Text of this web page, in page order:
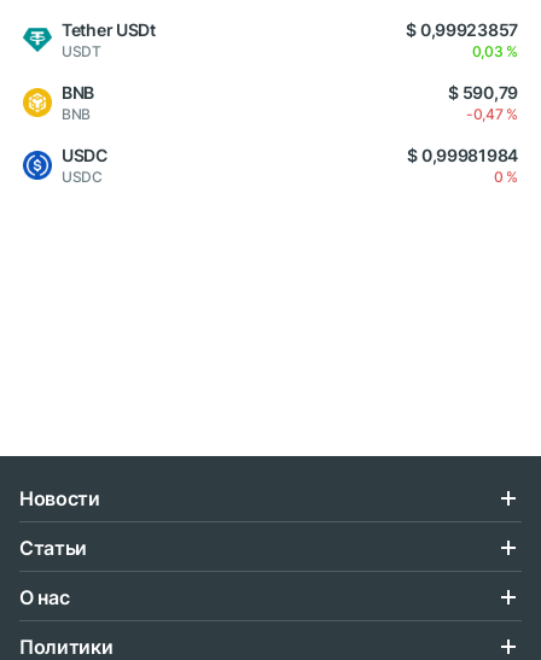
Tether USDt
USDT
$ 0,99923857
0,03 %
BNB
BNB
$ 590,79
-0,47 %
USDC
USDC
$ 0,99981984
0 %
Новости
Статьи
О нас
Политики